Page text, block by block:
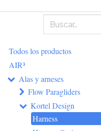
Todos los productos
AIR³
Alas y arneses
Flow Paragliders
Kortel Design
Harness